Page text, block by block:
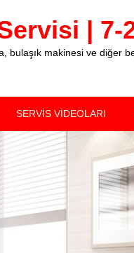
| 7-
makinesi ve diğer
SERVİS VİDEOLARI